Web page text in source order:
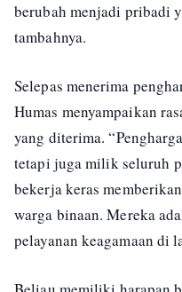
berubah menjadi pribadi
tambahnya.
Selepas menerima
Humas menyampaikan
yang diterima.
tetapi juga milik seluruh
bekerja keras
warga binaan. Mereka
pelayanan keagamaan di